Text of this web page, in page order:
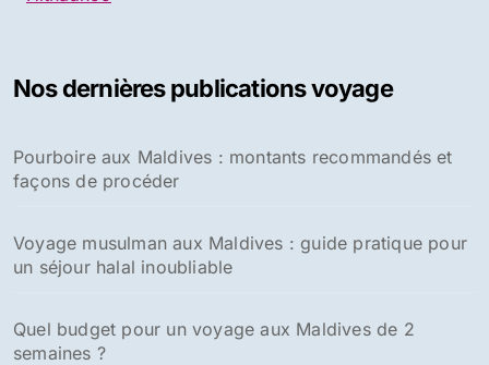
Nos dernières publications voyage
Pourboire aux Maldives : montants recommandés et
façons de procéder
Voyage musulman aux Maldives : guide pratique pour
un séjour halal inoubliable
Quel budget pour un voyage aux Maldives de 2
semaines ?